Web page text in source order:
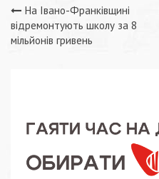
Навігація
записів
На Івано-Франківщині
відремонтують школу за 8
мільйонів гривень